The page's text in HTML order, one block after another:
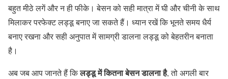
बहुत मीठे लगें और न ही फीके। बेसन को सही मात्रा में घी और चीनी के साथ
मिलाकर परफेक्ट लड्डू बनाए जा सकते हैं। ध्यान रखें कि भूनते समय धैर्य
बनाए रखना और सही अनुपात में सामग्री डालना लड्डू को बेहतरीन बनाता
है।
अब जब आप जानते हैं किलड्डू में कितना बेसन डालना है, तो अगली बार